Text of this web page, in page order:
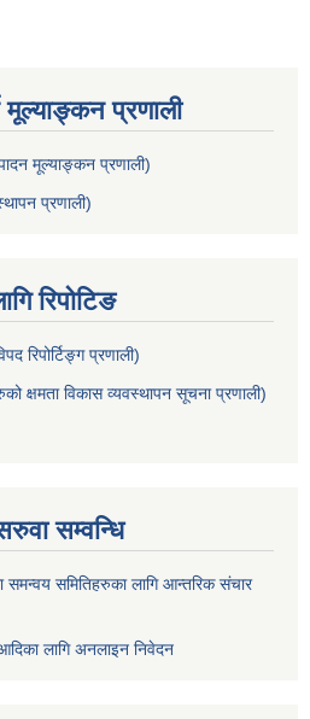
प्रणाली
मूल्याङ्कन प्रणाली)
प्रणाली)
रिपोटिङ
रिपोर्टिङ्ग प्रणाली)
क्षमता विकास व्यवस्थापन सूचना प्रणाली)
सम्वन्धि
समितिहरुका लागि आन्तरिक संचार
लागि अनलाइन निवेदन